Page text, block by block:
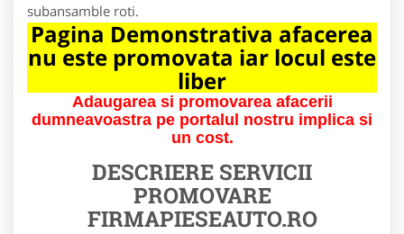
subansamble roti.
Pagina Demonstrativa afacerea
nu este promovata iar locul este
liber
Adaugarea si promovarea afacerii
dumneavoastra pe portalul nostru implica si
un cost.
DESCRIERE SERVICII
PROMOVARE
FIRMAPIESEAUTO.RO